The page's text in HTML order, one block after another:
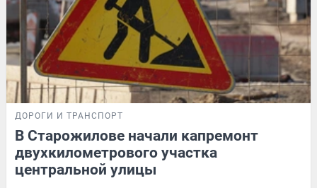
ДОРОГИ И ТРАНСПОРТ
В Старожилове начали капремонт
двухкилометрового участка
центральной улицы